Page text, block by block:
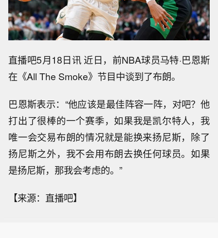
直播吧5月18日讯 近日，前NBA球员马特·巴恩斯
在《All The Smoke》节目中谈到了布朗。
巴恩斯表示：“他应该是最佳阵容一阵，对吧？他
打出了很棒的一个赛季，如果我是凯尔特人，我
唯一会交易布朗的情况就是能换来扬尼斯，除了
扬尼斯之外，我不会用布朗去换任何球员。如果
是扬尼斯，那我会考虑的。”
【来源：直播吧】